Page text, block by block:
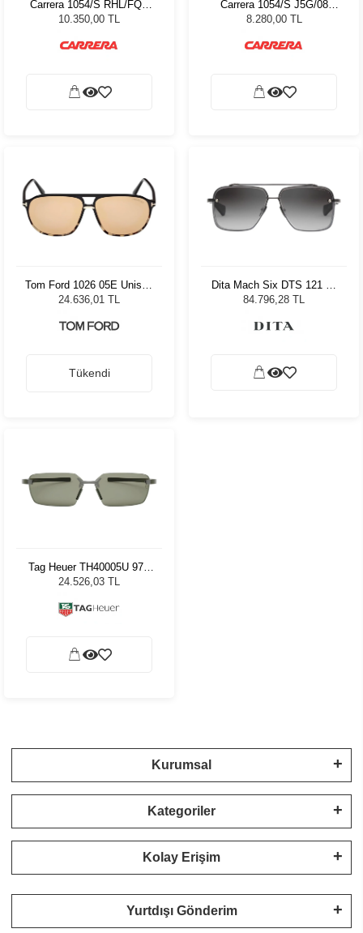
Carrera 1054/S RHL/FQ -
63 Erkek Güneş Gözlüğü
10.350,00 TL
Carrera 1054/S J5G/08
Erkek Güneş Gözlüğü
8.280,00 TL
Tom Ford 1026 05E Unisex
Güneş Gözlüğü
24.636,01 TL
Tükendi
Dita Mach Six DTS 121 62
Erkek Güneş Gözlüğü
84.796,28 TL
Tag Heuer TH40005U 97N
60 Erkek Güneş Gözlüğü
24.526,03 TL
Kurumsal
Kategoriler
Kolay Erişim
Yurtdışı Gönderim